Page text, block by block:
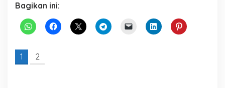
Bagikan ini:
1 2